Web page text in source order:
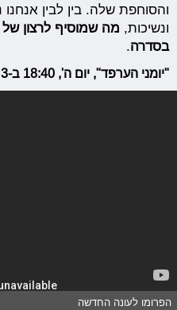
והסוחפת שלה. בין לבין
ונשיכות, מה שמוסיף לרצון
בסדרה.
"יומני הערפד", יום ה', 18:40 ב-HOT 3.
הפרומו לעונה החדשה